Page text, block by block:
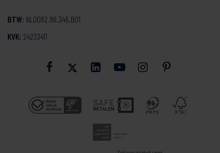
BTW: NL0082.86.346.B01
KVK: 24233411